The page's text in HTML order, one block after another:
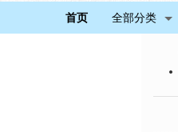
首页 全部分类